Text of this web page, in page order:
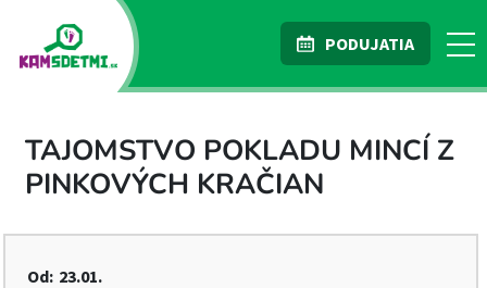
PODUJATIA
TAJOMSTVO POKLADU MINCÍ Z
PINKOVÝCH KRAČIAN
Od: 23.01.